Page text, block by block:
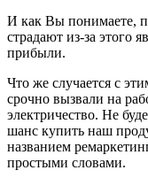
И как Вы понимаете,
страдают из-за этого
прибыли.
Что же случается с
срочно вызвали на
электричество. Не
шанс купить наш
названием
простыми словами.